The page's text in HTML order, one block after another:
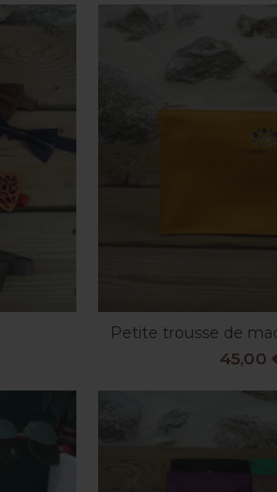
CHOIX DES
Petite trousse de
45,00